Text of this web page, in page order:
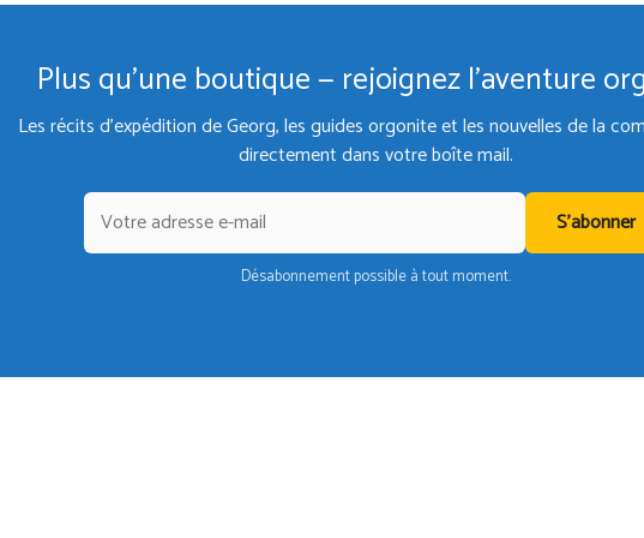
Plus qu'une boutique — rejoignez l'aventure
Les récits d'expédition de Georg, les guides orgonite et les nouvelles de la
directement dans votre boîte mail.
S'abonner
Désabonnement possible à tout moment.